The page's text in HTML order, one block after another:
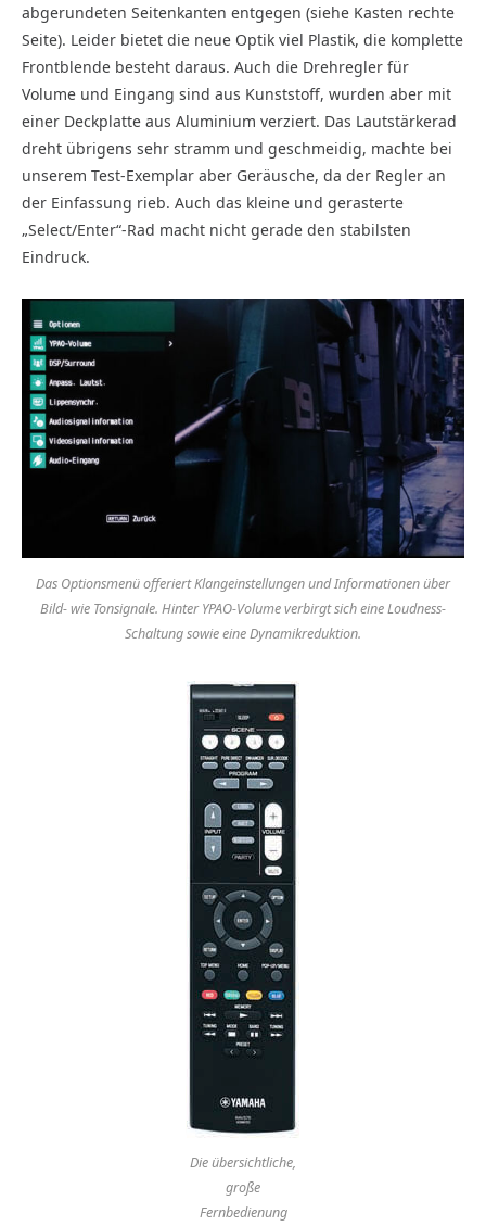
abgerundeten Seitenkanten entgegen (siehe Kasten rechte
Seite). Leider bietet die neue Optik viel Plastik, die komplette
Frontblende besteht daraus. Auch die Drehregler für
Volume und Eingang sind aus Kunststoff, wurden aber mit
einer Deckplatte aus Aluminium verziert. Das Lautstärkerad
dreht übrigens sehr stramm und geschmeidig, machte bei
unserem Test-Exemplar aber Geräusche, da der Regler an
der Einfassung rieb. Auch das kleine und gerasterte
„Select/Enter“-Rad macht nicht gerade den stabilsten
Eindruck.
Das Optionsmenü offeriert Klangeinstellungen und Informationen über
Bild- wie Tonsignale. Hinter YPAO-Volume verbirgt sich eine Loudness-
Schaltung sowie eine Dynamikreduktion.
Die übersichtliche,
große
Fernbedienung